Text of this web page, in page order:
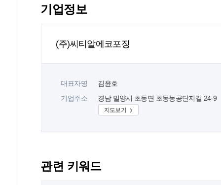
기업정보
(주)씨티알에코포징
대표자명
김윤호
기업주소
경남 밀양시 초동면 초동농공단지길 24-9
지도보기
관련 키워드